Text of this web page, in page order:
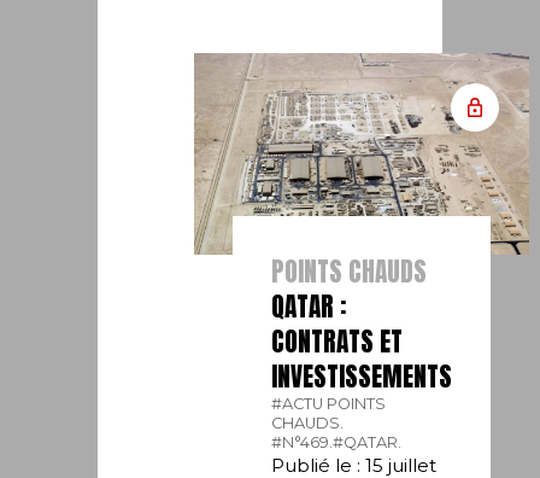
POINTS CHAUDS
QATAR :
CONTRATS ET
INVESTISSEMENTS
#ACTU POINTS
CHAUDS.
#N°469.#QATAR.
Publié le : 15 juillet